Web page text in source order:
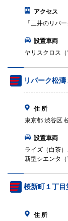
アクセス
「三井のリパ
設置車両
ヤリスクロス（
リパーク松濤
住 所
東京都 渋谷区
設置車両
ライズ（白茶
新型シエンタ（
桜新町１丁目
住 所